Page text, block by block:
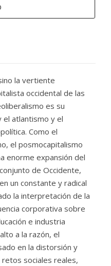
la vertiente
occidental de las
es su
atlantismo y el
Como el
el posmocapitalismo
enorme expansión del
de Occidente,
un constante y radical
la interpretación de la
corporativa sobre
e industria
a la razón, el
en la distorsión y
sociales reales,